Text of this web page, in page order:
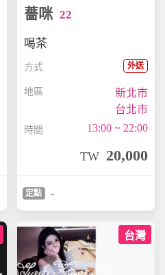
薔咪 22
喝茶
方式 外送
地區
新北市
台北市
時間 13:00 ~ 22:00
TW 20,000
定點 -
台灣